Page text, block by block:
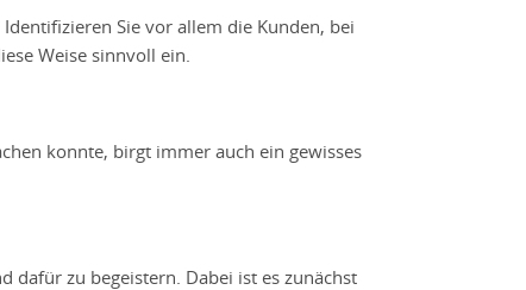
Sie vor allem die Kunden, bei
Weise sinnvoll ein.
konnte, birgt immer auch ein gewisses
dafür zu begeistern. Dabei ist es zunächst